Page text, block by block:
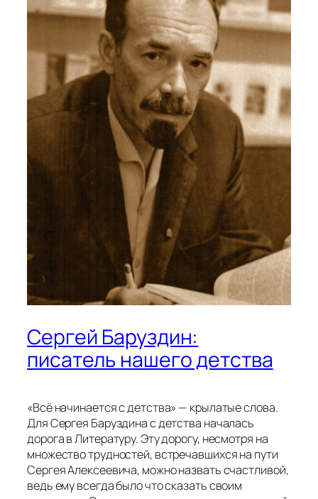
Сергей Баруздин:
писатель нашего детства
«Всё начинается с детства» — крылатые слова.
Для Сергея Баруздина с детства началась
дорога в Литературу. Эту дорогу, несмотря на
множество трудностей, встречавшихся на пути
Сергея Алексеевича, можно назвать счастливой,
ведь ему всегда было что сказать своим